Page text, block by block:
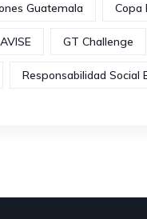
Guatemala Copa
GT Challenge
Responsabilidad Social